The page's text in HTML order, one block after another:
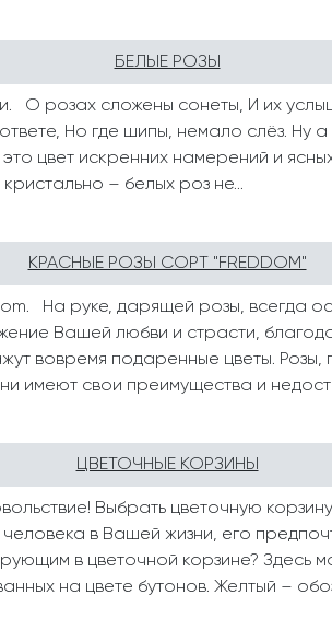
БЕЛЫЕ РОЗЫ
О розах сложены сонеты, И их
Но где шипы, немало слёз. Ну
цвет искренних намерений и
– белых роз не...
КРАСНЫЕ РОЗЫ СОРТ "FREDDOM"
На руке, дарящей розы, всегда
Вашей любви и страсти,
вовремя подаренные цветы.
имеют свои преимущества и
ЦВЕТОЧНЫЕ КОРЗИНЫ
Выбрать цветочную
в Вашей жизни, его
в цветочной корзине? Здесь
на цвете бутонов. Желтый –